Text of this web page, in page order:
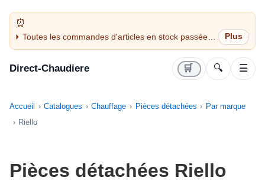
Toutes les commandes d'articles en stock passées
avant 14H sont expédiées le jour même (jours
Direct-Chaudiere 🛒 🔍 ☰
Accueil Catalogues Chauffage Pièces détachées
Par marque
Riello
Pièces détachées Riello